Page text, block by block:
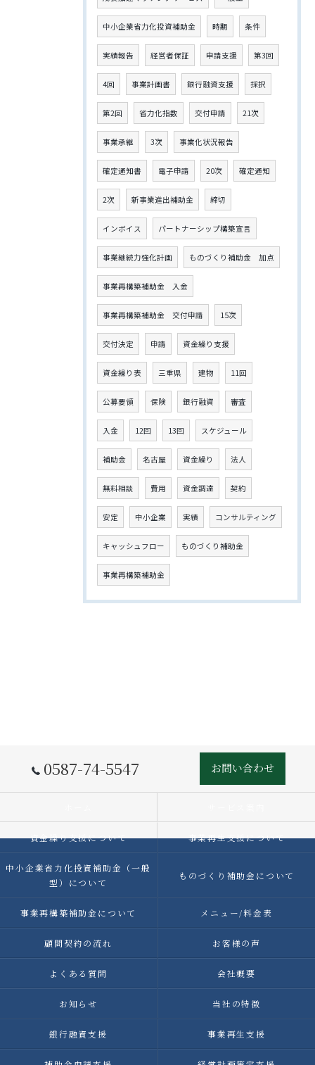
中小企業省力化投資補助金 時期 条件
実績報告 経営者保証 申請支援 第3回
4回 事業計画書 銀行融資支援 採択
第2回 省力化指数 交付申請 21次
事業承継 3次 事業化状況報告
確定通知書 電子申請 20次 確定通知
2次 新事業進出補助金 締切
インボイス パートナーシップ構築宣言
事業継続力強化計画 ものづくり補助金 加点
事業再構築補助金 入金
事業再構築補助金 交付申請 15次
交付決定 申請 資金繰り支援
資金繰り表 三重県 建物 11回
公募要領 保険 銀行融資 審査
入金 12回 13回 スケジュール
補助金 名古屋 資金繰り 法人
無料相談 費用 資金調達 契約
安定 中小企業 実績 コンサルティング
キャッシュフロー ものづくり補助金
事業再構築補助金
0587-74-5547 お問い合わせ
資金繰り支援について 事業再生支援について
中小企業省力化投資補助金（一般
型）について
ものづくり補助金について
事業再構築補助金について メニュー/料金表
顧問契約の流れ お客様の声
よくある質問 会社概要
お知らせ 当社の特徴
銀行融資支援 事業再生支援